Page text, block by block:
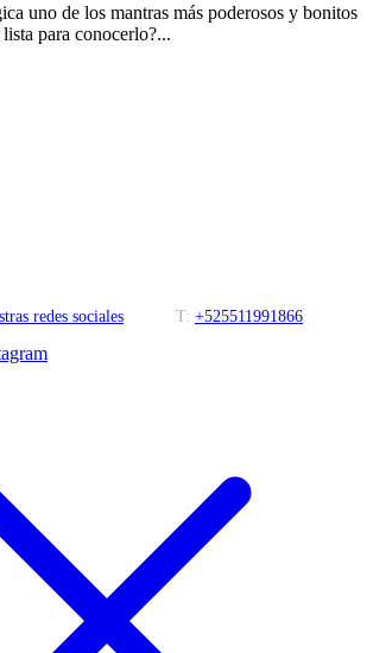
uno de los mantras más poderosos y bonitos
para conocerlo?...
redes sociales T: +525511991866